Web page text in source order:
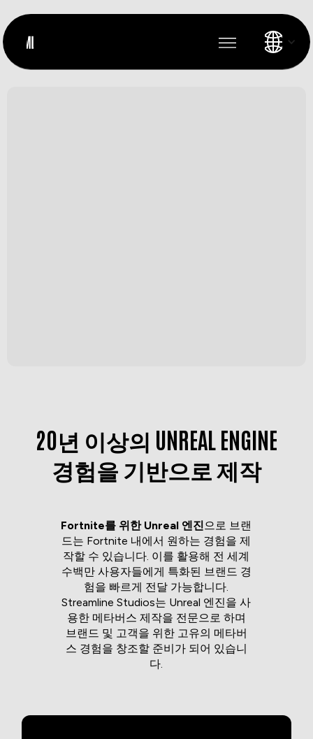
20년 이상의 UNREAL ENGINE
경험을 기반으로 제작
Fortnite를 위한 Unreal 엔진으로 브랜
드는 Fortnite 내에서 원하는 경험을 제
작할 수 있습니다. 이를 활용해 전 세계
수백만 사용자들에게 특화된 브랜드 경
험을 빠르게 전달 가능합니다.
Streamline Studios는 Unreal 엔진을 사
용한 메타버스 제작을 전문으로 하며
브랜드 및 고객을 위한 고유의 메타버
스 경험을 창조할 준비가 되어 있습니
다.